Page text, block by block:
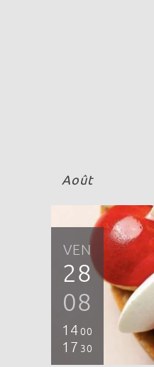
Août
VEN
28
08
14 00
17 30